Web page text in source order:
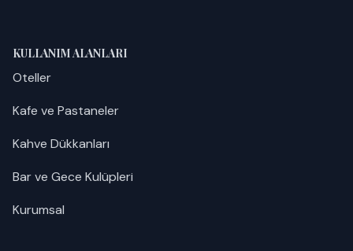
KULLANIM ALANLARI
Oteller
Kafe ve Pastaneler
Kahve Dükkanları
Bar ve Gece Kulüpleri
Kurumsal